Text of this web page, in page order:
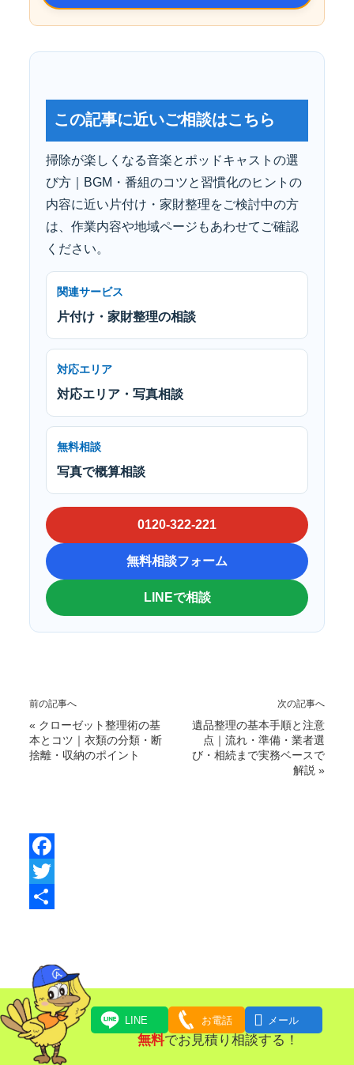
この記事に近いご相談はこちら
掃除が楽しくなる音楽とポッドキャストの選
び方｜BGM・番組のコツと習慣化のヒントの
内容に近い片付け・家財整理をご検討中の方
は、作業内容や地域ページもあわせてご確認
ください。
関連サービス
片付け・家財整理の相談
対応エリア
対応エリア・写真相談
無料相談
写真で概算相談
0120-322-221
無料相談フォーム
LINEで相談
前の記事へ
« クローゼット整理術の基
本とコツ｜衣類の分類・断
捨離・収納のポイント
次の記事へ
遺品整理の基本手順と注意
点｜流れ・準備・業者選
び・相続まで実務ベースで
解説 »
F
o
e LINE お電話  メール
無料でお見積り相談する！